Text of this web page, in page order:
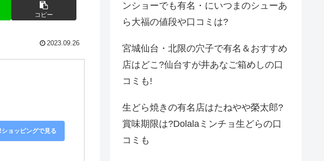
コピー
2023.09.26
ョッピングで見る
ンショーでも有名・にいつまのシューあ
ら大福の値段や口コミは?
宮城仙台・北限の穴子で有名＆おすすめ
店はどこ?仙台すが井あなご箱めしの口
コミも!
生どら焼きの有名店はたねやや榮太郎?
賞味期限は?Dolalaミンチョ生どらの口
コミも